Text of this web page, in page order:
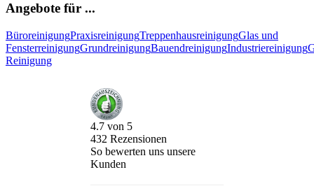
Angebote für ...
BüroreinigungPraxisreinigungTreppenhausreinigungGlas und
FensterreinigungGrundreinigungBauendreinigungIndustriereinigung
Reinigung
4.7 von 5
432 Rezensionen
So bewerten uns unsere
Kunden